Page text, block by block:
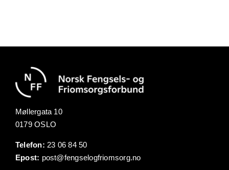
Møllergata 10
0179 OSLO
Telefon: 23 06 84 50
Epost: post@fengselogfriomsorg.no